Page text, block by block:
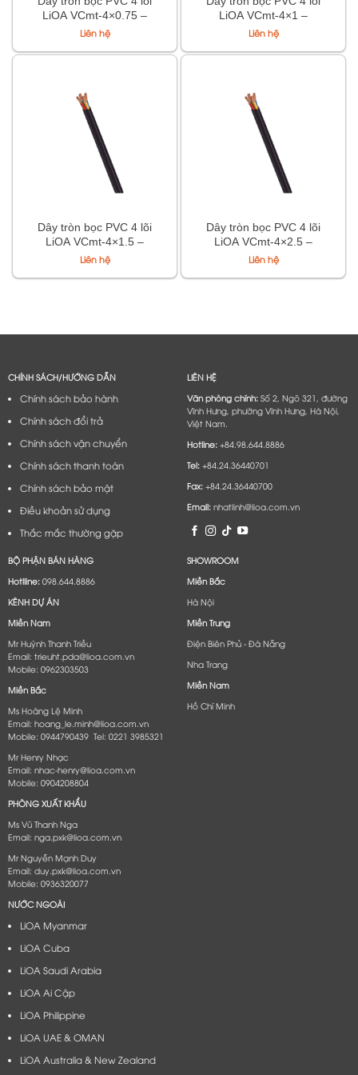
LiOA VCmt-4×0.75 –
300/500V TCVN 6610-5
Liên hệ
LiOA VCmt-4×1 –
300/500V TCVN 6610-5
Liên hệ
Dây tròn bọc PVC 4 lõi
LiOA VCmt-4×1.5 –
300/500V TCVN 6610-5
Liên hệ
Dây tròn bọc PVC 4 lõi
LiOA VCmt-4×2.5 –
300/500V TCVN 6610-5
Liên hệ
CHÍNH SÁCH/HƯỚNG DẪN
Chính sách bảo hành
Chính sách đổi trả
Chính sách vận chuyển
Chính sách thanh toán
Chính sách bảo mật
Điều khoản sử dụng
Thắc mắc thường gặp
LIÊN HỆ
Văn phòng chính:Số 2, Ngõ 321, đường
Vĩnh Hưng, phường Vĩnh Hưng, Hà Nội,
Việt Nam.
Hotline:+84.98.644.8886
Tel:+84.24.36440701
Fax:+84.24.36440700
Email:nhatlinh@lioa.com.vn
BỘ PHẬN BÁN HÀNG
Hotlline:098.644.8886
KÊNH DỰ ÁN
Miền Nam
Mr Huỳnh Thanh Triều
Email: trieuht.pda@lioa.com.vn
Mobile: 0962303503
Miền Bắc
Ms Hoàng Lệ Minh
Email: hoang_le.minh@lioa.com.vn
Mobile: 0944790439 Tel: 0221 3985321
Mr Henry Nhạc
Email: nhac-henry@lioa.com.vn
Mobile: 0904208804
PHÒNG XUẤT KHẨU
Ms Vũ Thanh Nga
Email: nga.pxk@lioa.com.vn
Mr Nguyễn Mạnh Duy
Email: duy.pxk@lioa.com.vn
Mobile: 0936320077
SHOWROOM
Miền Bắc
Hà Nội
Miền Trung
Điện Biên Phủ - Đà Nẵng​
Nha Trang
Miền Nam
Hồ Chí Minh
NƯỚC NGOÀI
LiOA Myanmar
LiOA Cuba
LiOA Saudi Arabia
LiOA Ai Cập
LiOA Philippine
LiOA UAE & OMAN
LiOA Australia & New Zealand